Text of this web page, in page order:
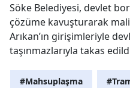
Söke Belediyesi, devlet
çözüme kavuşturarak
Arıkan’ın girişimleriyle
taşınmazlarıyla takas
#Mahsuplaşma